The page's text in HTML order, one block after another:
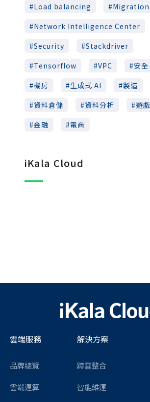
Load balancing
Migration
Network Intelligence Center
Security
Stackdriver
Tensorflow
VPC
安全
機房
生成式 AI
製造
資料倉儲
資料分析
遊戲
金融
電商
iKala Cloud
雲端服務
品牌總覽
雲端運算
解決方案
跨雲整合
智能維運